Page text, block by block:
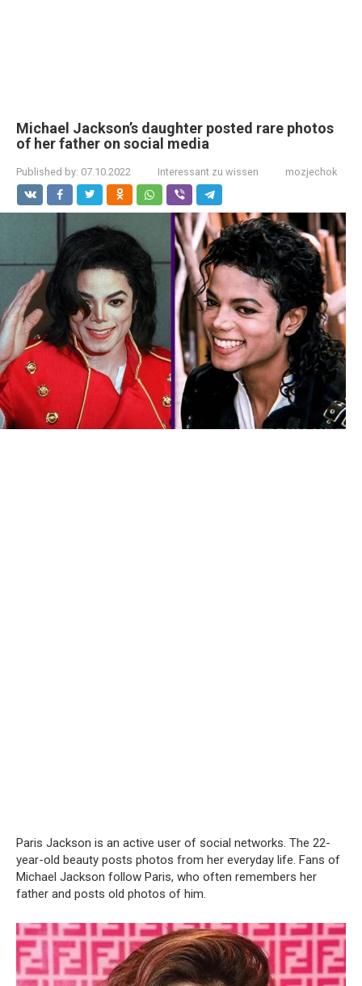
Michael Jackson’s daughter posted rare photos
of her father on social media
Published by: 07.10.2022 Interessant zu wissen mozjechok
Paris Jackson is an active user of social networks. The 22-
year-old beauty posts photos from her everyday life. Fans of
Michael Jackson follow Paris, who often remembers her
father and posts old photos of him.